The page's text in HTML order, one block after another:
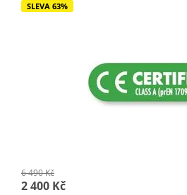
SLEVA 63%
6 490 Kč
2 400 Kč